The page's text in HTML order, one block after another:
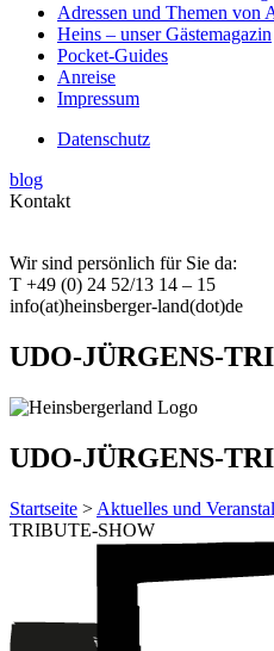
Adressen und Themen von
Heins – unser Gästemagazin
Pocket-Guides
Anreise
Impressum
Datenschutz
blog
Kontakt
Wir sind persönlich für Sie da:
T +49 (0) 24 52/13 14 – 15
info(at)heinsberger-land(dot)de
UDO-JÜRGENS-
UDO-JÜRGENS-
Startseite > Aktuelles und
TRIBUTE-SHOW